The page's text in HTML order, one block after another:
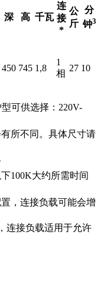
深 高 千瓦
连
接
*
公
斤
分
钟3
450 745 1,8
1
相
27 10
可供选择：220V-
所不同。具体尺寸请
100K大约所需时间
，连接负载可能会增
连接负载适用于允许